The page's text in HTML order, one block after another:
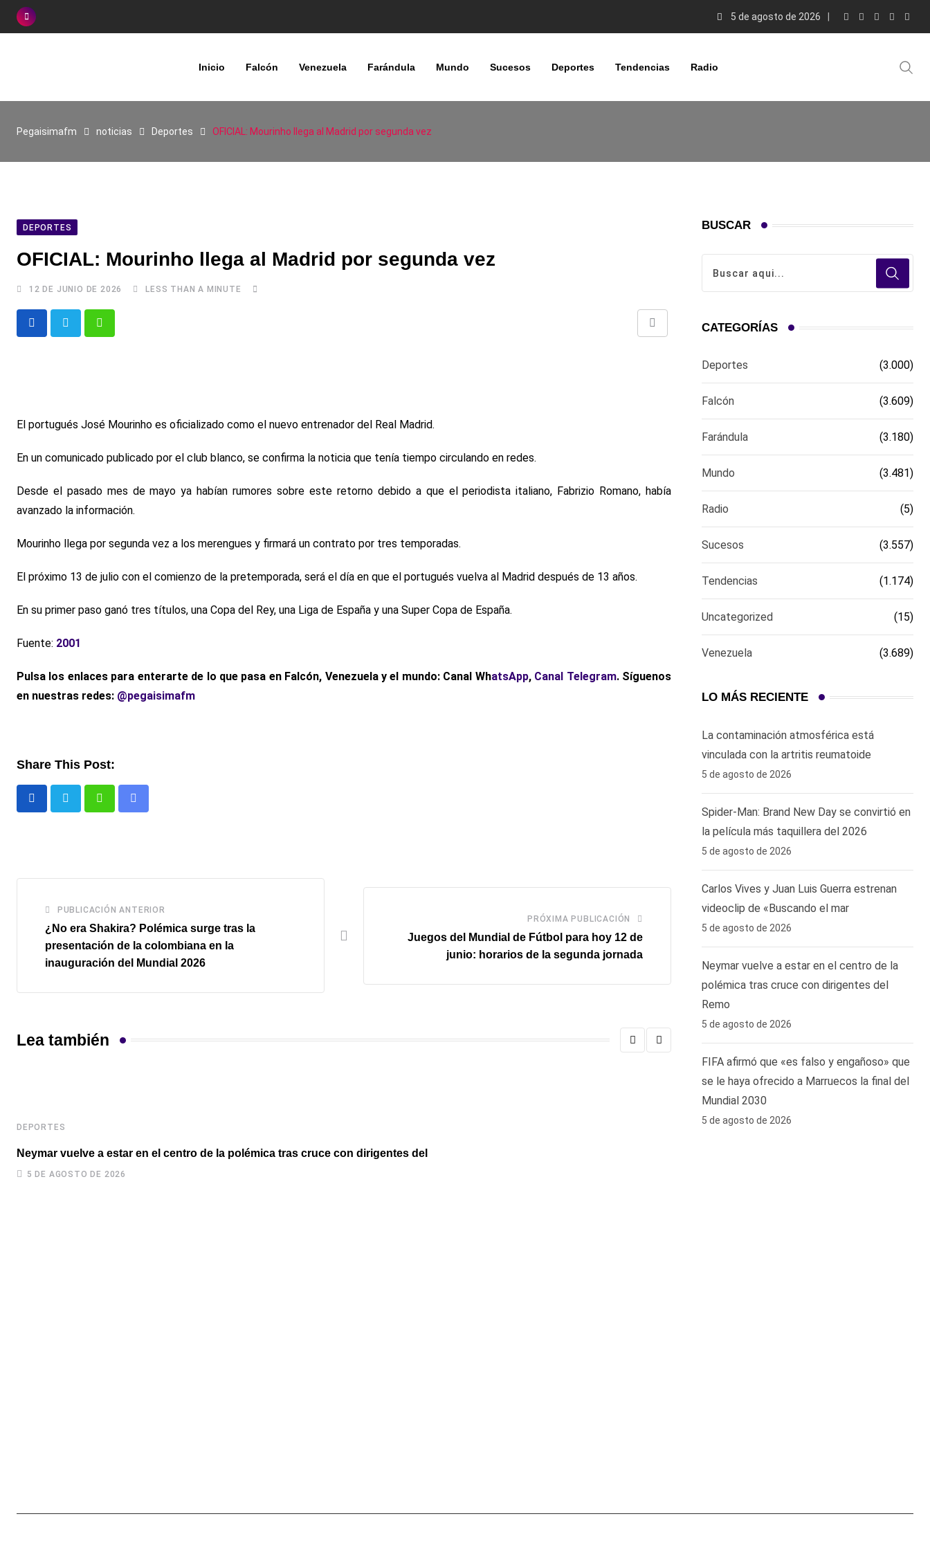
Skip
5 de agosto de 2026
Inicio Falcón Venezuela Farándula Mundo Sucesos Deportes Tendencias Radio
Pegaisimafm noticias Deportes OFICIAL: Mourinho llega al Madrid por segunda vez
DEPORTES
OFICIAL: Mourinho llega al Madrid por segunda vez
12 DE JUNIO DE 2026 LESS THAN A MINUTE
El portugués José Mourinho es oficializado como el nuevo entrenador del Real Madrid.
En un comunicado publicado por el club blanco, se confirma la noticia que tenía tiempo circulando en redes.
Desde el pasado mes de mayo ya habían rumores sobre este retorno debido a que el periodista italiano, Fabrizio Romano, había
avanzado la información.
Mourinho llega por segunda vez a los merengues y firmará un contrato por tres temporadas.
El próximo 13 de julio con el comienzo de la pretemporada, será el día en que el portugués vuelva al Madrid después de 13 años.
En su primer paso ganó tres títulos, una Copa del Rey, una Liga de España y una Super Copa de España.
Fuente: 2001
Pulsa los enlaces para enterarte de lo que pasa en Falcón, Venezuela y el mundo: Canal WhatsApp, Canal Telegram. Síguenos
en nuestras redes: @pegaisimafm
Share This Post:
PUBLICACIÓN ANTERIOR
¿No era Shakira? Polémica surge tras la
presentación de la colombiana en la
inauguración del Mundial 2026
PRÓXIMA PUBLICACIÓN
Juegos del Mundial de Fútbol para hoy 12 de
junio: horarios de la segunda jornada
Lea también
DEPORTES
Neymar vuelve a estar en el centro de la polémica tras cruce con dirigentes del
5 DE AGOSTO DE 2026
BUSCAR
CATEGORÍAS
Deportes (3.000)
Falcón (3.609)
Farándula (3.180)
Mundo (3.481)
Radio (5)
Sucesos (3.557)
Tendencias (1.174)
Uncategorized (15)
Venezuela (3.689)
LO MÁS RECIENTE
La contaminación atmosférica está
vinculada con la artritis reumatoide
5 de agosto de 2026
Spider-Man: Brand New Day se convirtió en
la película más taquillera del 2026
5 de agosto de 2026
Carlos Vives y Juan Luis Guerra estrenan
videoclip de «Buscando el mar
5 de agosto de 2026
Neymar vuelve a estar en el centro de la
polémica tras cruce con dirigentes del
Remo ‎
5 de agosto de 2026
FIFA afirmó que «es falso y engañoso» que
se le haya ofrecido a Marruecos la final del
Mundial 2030
5 de agosto de 2026